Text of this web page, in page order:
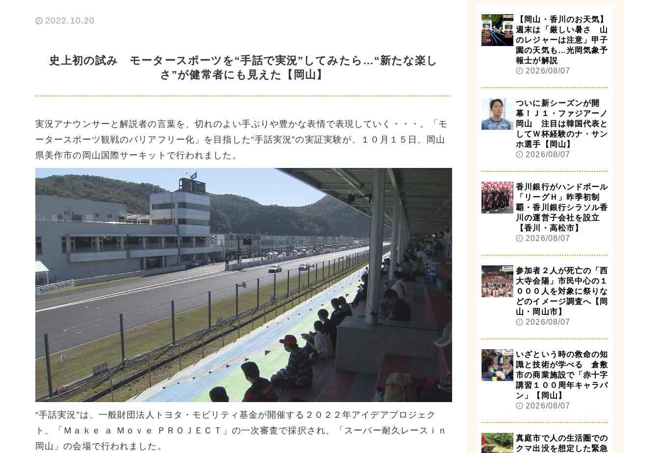
2022.10.20
史上初の試み モータースポーツを“手話で実況”してみたら…“新たな楽し
さ”が健常者にも見えた【岡山】
実況アナウンサーと解説者の言葉を、切れのよい手ぶりや豊かな表情で表現していく・・・。「モ
ータースポーツ観戦のバリアフリー化」を目指した“手話実況”の実証実験が、１０月１５日、岡山
県美作市の岡山国際サーキットで行われました。
“手話実況”は、一般財団法人トヨタ・モビリティ基金が開催する２０２２年アイデアプロジェク
ト、「Ｍａｋｅ ａ Ｍｏｖｅ ＰＲＯＪＥＣＴ」の一次審査で採択され、「スーパー耐久レースｉｎ
岡山」の会場で行われました。
【岡山・香川のお天気】
週末は「厳しい暑さ 山
のレジャーは注意」甲子
園の天気も…光岡気象予
報士が解説
2026/08/07
ついに新シーズンが開
幕！Ｊ１・ファジアーノ
岡山 注目は韓国代表と
してＷ杯経験のナ・サン
ホ選手【岡山】
2026/08/07
香川銀行がハンドボール
「リーグＨ」昨季初制
覇・香川銀行シラソル香
川の運営子会社を設立
【香川・高松市】
2026/08/07
参加者２人が死亡の「西
大寺会陽」市民中心の１
０００人を対象に祭りな
どのイメージ調査へ【岡
山・岡山市】
2026/08/07
いざという時の救命の知
識と技術が学べる 倉敷
市の商業施設で「赤十字
講習１００周年キャラバ
ン」【岡山】
2026/08/07
真庭市で人の生活圏での
クマ出没を想定した緊急